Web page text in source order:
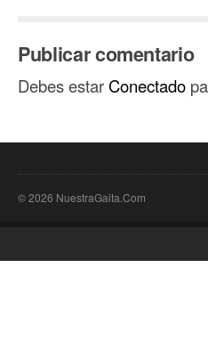
ventana
nueva) nueva)
Publicar comentario
Debes estar Conectado
© 2026 NuestraGaita.Com